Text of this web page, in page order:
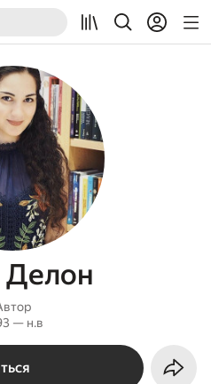
— н.в